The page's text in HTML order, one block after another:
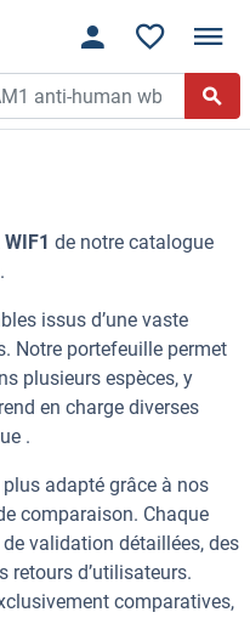
de notre catalogue
.
issus d’une vaste
Notre portefeuille permet
plusieurs espèces, y
en charge diverses
.
adapté grâce à nos
comparaison. Chaque
validation détaillées, des
retours d’utilisateurs.
comparatives,